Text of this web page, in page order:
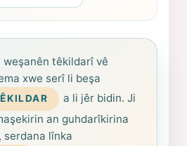
têkildarî vê
xwe serî li beşa
a li jêr bidin. Ji
an guhdarîkirina
serdana lînka